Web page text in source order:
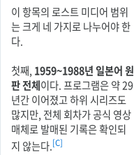
이 항목의 로스트 미디어 범위
는 크게 네 가지로 나누어야 한
다.
첫째, 1959~1988년 일본어 원
판 전체이다. 프로그램은 약 29
년간 이어졌고 하위 시리즈도
많지만, 전체 회차가 공식 영상
매체로 발매된 기록은 확인되
지 않는다.[C]